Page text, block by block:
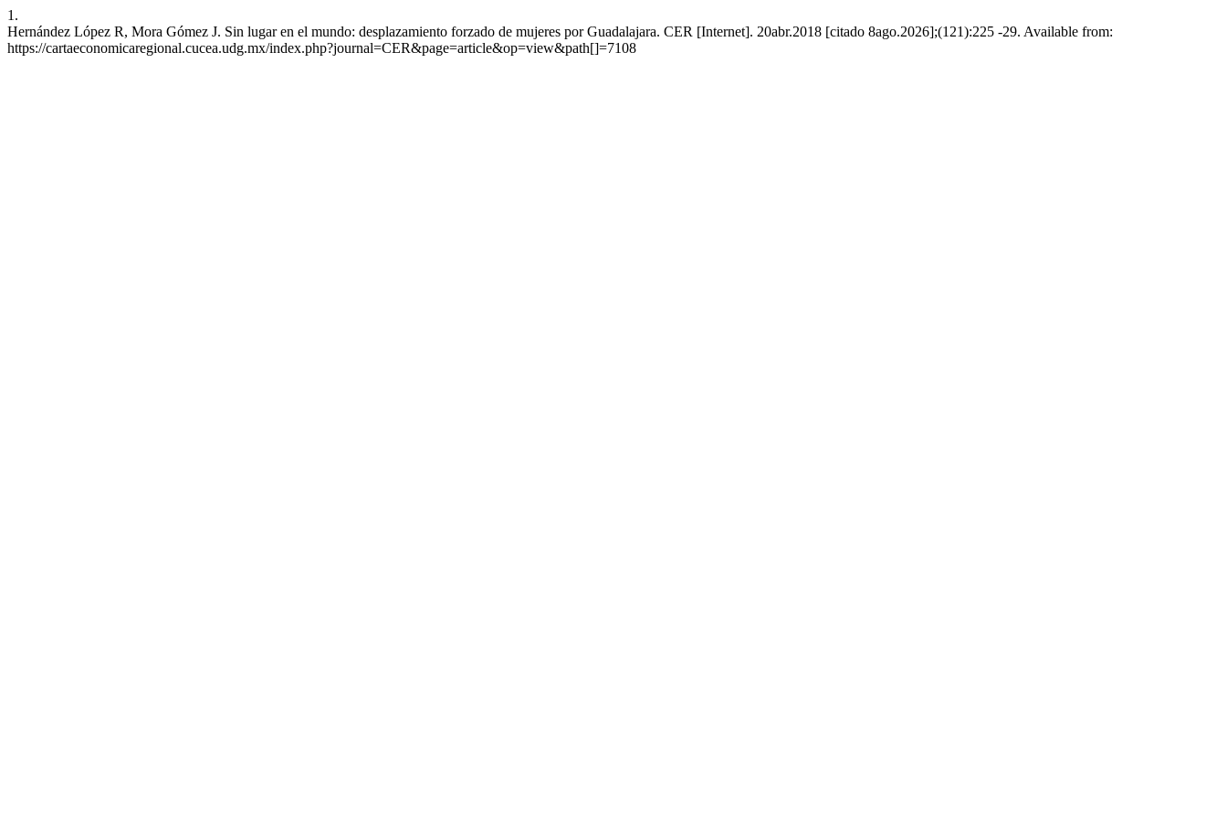
1.
Hernández López R, Mora Gómez J. Sin lugar en el mundo: desplazamiento forzado de mujeres por Guadalajara. CER [Internet]. 20abr.2018 [citado 8ago.2026];(121):225 -29. Available from:
https://cartaeconomicaregional.cucea.udg.mx/index.php?journal=CER&page=article&op=view&path[]=7108